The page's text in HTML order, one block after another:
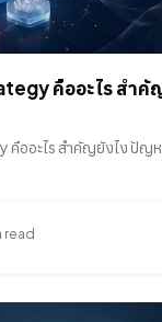
คืออะไร สำคั
ออะไร สำคัญยังไง ปัญห
read